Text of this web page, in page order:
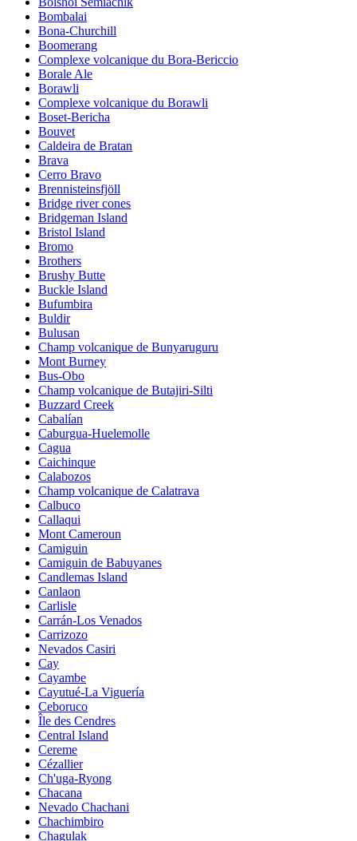
Bombalai
Bona-Churchill
Boomerang
Complexe volcanique du Bora-Bericcio
Borale Ale
Borawli
Complexe volcanique du Borawli
Boset-Bericha
Bouvet
Caldeira de Bratan
Brava
Cerro Bravo
Brennisteinsfjöll
Bridge river cones
Bridgeman Island
Bristol Island
Bromo
Brothers
Brushy Butte
Buckle Island
Bufumbira
Buldir
Bulusan
Champ volcanique de Bunyaruguru
Mont Burney
Bus-Obo
Champ volcanique de Butajiri-Silti
Buzzard Creek
Cabalían
Caburgua-Huelemolle
Cagua
Caichinque
Calabozos
Champ volcanique de Calatrava
Calbuco
Callaqui
Mont Cameroun
Camiguin
Camiguin de Babuyanes
Candlemas Island
Canlaon
Carlisle
Carrán-Los Venados
Carrizozo
Nevados Casiri
Cay
Cayambe
Cayutué-La Viguería
Ceboruco
Île des Cendres
Central Island
Cereme
Cézallier
Ch'uga-Ryong
Chacana
Nevado Chachani
Chachimbiro
Chagulak